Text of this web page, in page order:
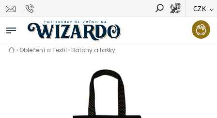
CZK
Vyhledávání Hledat
› Oblečení a Textil › Batohy a tašky